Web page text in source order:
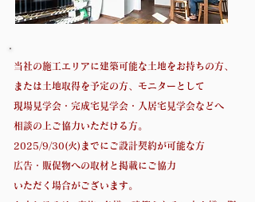
当社の施工エリアに建築可能な土地をお持ちの方、
または土地取得を予定の方、モニターとして
現場見学会・完成宅見学会・入居宅見学会などへ
相談の上ご協力いただける方。
2025/9/30(火)までにご設計契約が可能な方
広告・販促物への取材と掲載にご協力
いただく場合がございます。